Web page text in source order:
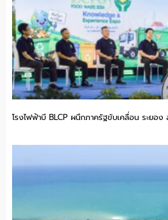
โรงไฟฟ้าบี BLCP ผนึกภาครัฐขับเคลื่อน ระยอง